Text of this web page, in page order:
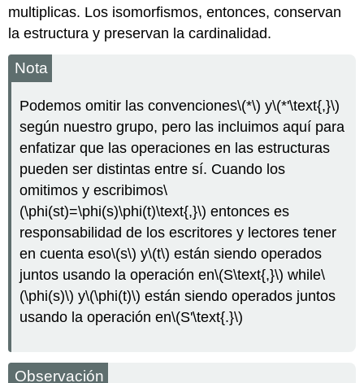
multiplicas. Los isomorfismos, entonces, conservan
la estructura y preservan la cardinalidad.
Nota
Podemos omitir las convenciones\(*\) y\(*'\text{,}\)
según nuestro grupo, pero las incluimos aquí para
enfatizar que las operaciones en las estructuras
pueden ser distintas entre sí. Cuando los
omitimos y escribimos\
(\phi(st)=\phi(s)\phi(t)\text{,}\) entonces es
responsabilidad de los escritores y lectores tener
en cuenta eso\(s\) y\(t\) están siendo operados
juntos usando la operación en\(S\text{,}\) while\
(\phi(s)\) y\(\phi(t)\) están siendo operados juntos
usando la operación en\(S'\text{.}\)
Observación